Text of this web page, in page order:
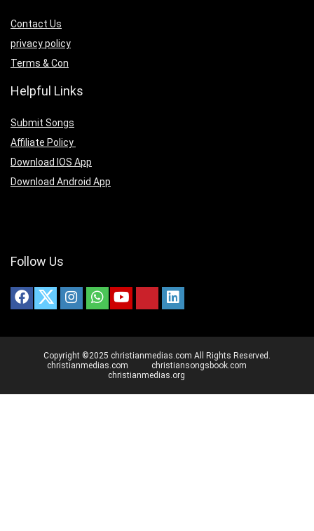
Contact Us
privacy policy
Terms & Con
Helpful Links
Submit Songs
Affiliate Policy
Download IOS App
Download Android App
Follow Us
Copyright ©2025 christianmedias.com All Rights Reserved.
christianmedias.com
christiansongsbook.com
christianmedias.org